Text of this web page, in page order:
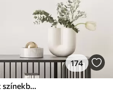
174
Stilizált ginkgólevelek nyugodt színekben